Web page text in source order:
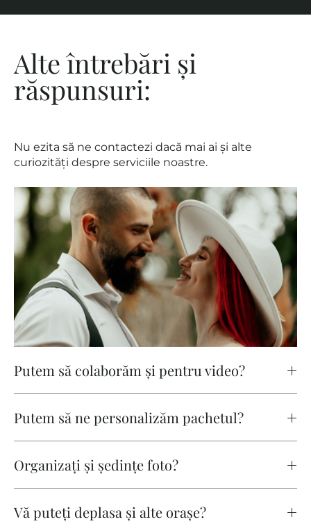
Alte întrebări și
răspunsuri:
Nu ezita să ne contactezi dacă mai ai și alte
curiozități despre serviciile noastre.
Putem să colaborăm și pentru video?
Putem să ne personalizăm pachetul?
Organizați și ședințe foto?
Vă puteți deplasa și alte orașe?